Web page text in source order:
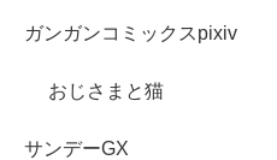
ガンガンコミックスpixiv
おじさまと猫
サンデーGX